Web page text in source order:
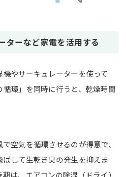
ターなど家電を活用する
やサーキュレーターを使って
循環」を同時に行うと、乾燥時間
空気を循環させるのが得意で、
して生乾き臭の発生を抑えま
は、エアコンの除湿（ドライ）